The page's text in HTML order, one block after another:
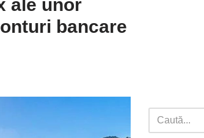
ale unor
bancare